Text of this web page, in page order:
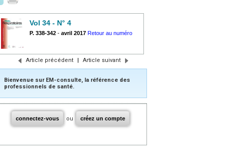
Vol 34 - N° 4
P. 338-342 - avril 2017 Retour au numéro
Article précédent | Article suivant
Bienvenue sur EM-consulte, la référence des
professionnels de santé.
connectez-vous ou créez un compte